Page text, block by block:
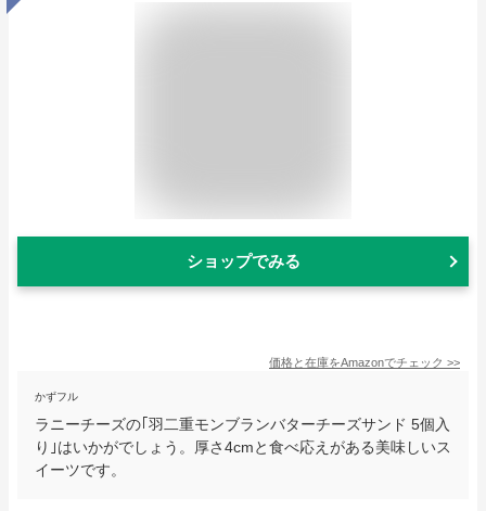
ショップでみる
価格と在庫をAmazonでチェック >>
かずフル
ラニーチーズの｢羽二重モンブランバターチーズサンド 5個入
り｣はいかがでしょう。厚さ4cmと食べ応えがある美味しいス
イーツです。